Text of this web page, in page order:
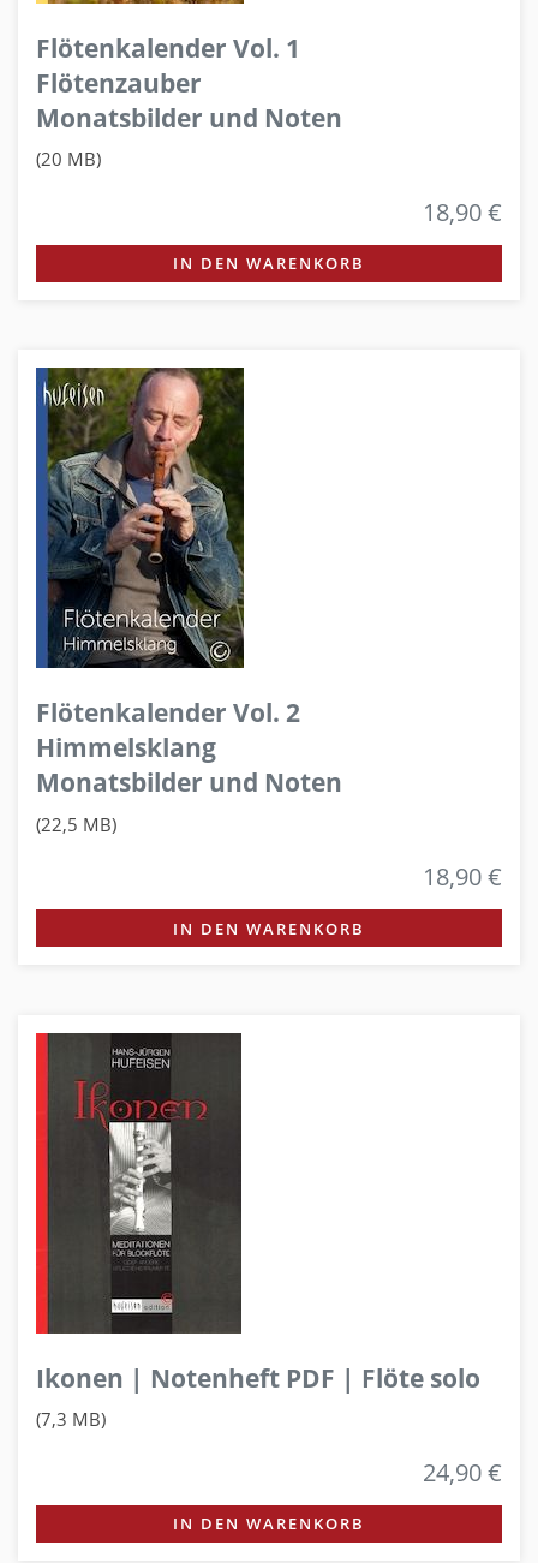
Flötenkalender Vol. 1
Flötenzauber
Monatsbilder und Noten
(20 MB)
18,90 €
IN DEN WARENKORB
Flötenkalender Vol. 2
Himmelsklang
Monatsbilder und Noten
(22,5 MB)
18,90 €
IN DEN WARENKORB
Ikonen | Notenheft PDF | Flöte solo
(7,3 MB)
24,90 €
IN DEN WARENKORB